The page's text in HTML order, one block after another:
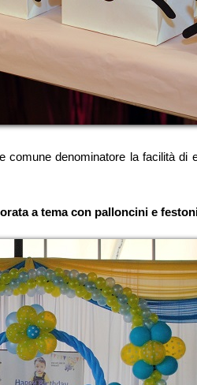
denominatore la facilità di
a tema con palloncini e